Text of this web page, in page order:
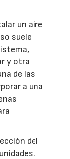
un aire
suele
y otra
de las
a una
del